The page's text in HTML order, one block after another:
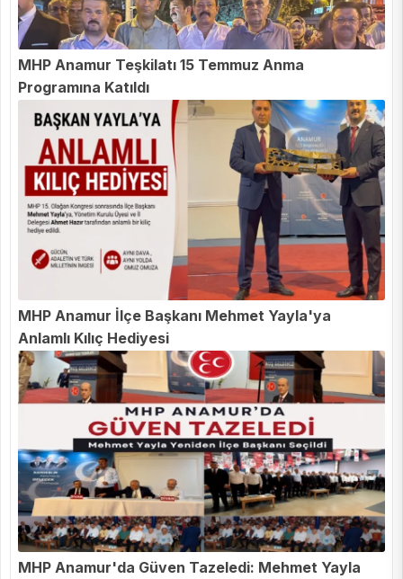
MHP Anamur Teşkilatı 15 Temmuz Anma
Programına Katıldı
MHP Anamur İlçe Başkanı Mehmet Yayla'ya
Anlamlı Kılıç Hediyesi
MHP Anamur'da Güven Tazeledi: Mehmet Yayla